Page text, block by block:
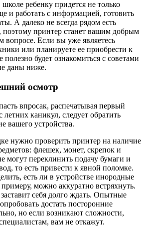
ребенку придется не только
и работать с информацией, готовить
А далеко не всегда рядом есть
поэтому принтер станет вашим добрым
Если вы уже являетесь
или планируете ее приобрести к
будет ознакомиться с советами
даны ниже.
осмотр
впросак, распечатывая первый
летних каникул, следует обратить
вашего устройства.
нужно проверить принтер на наличие
флешек, монет, скрепок и
могут переклинить подачу бумаги и
то есть привести к явной поломке.
есть ли в устройстве инородные
можно аккуратно встряхнуть.
себя долго ждать. Опытные
достать посторонние
но если возникают сложности,
вам не откажут.